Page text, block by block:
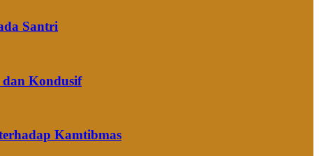
Santri
dan Kondusif
Kamtibmas